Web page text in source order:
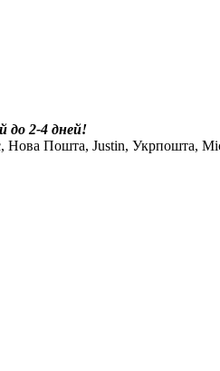
до 2-4 дней!
Нова Пошта, Justin, Укрпошта,